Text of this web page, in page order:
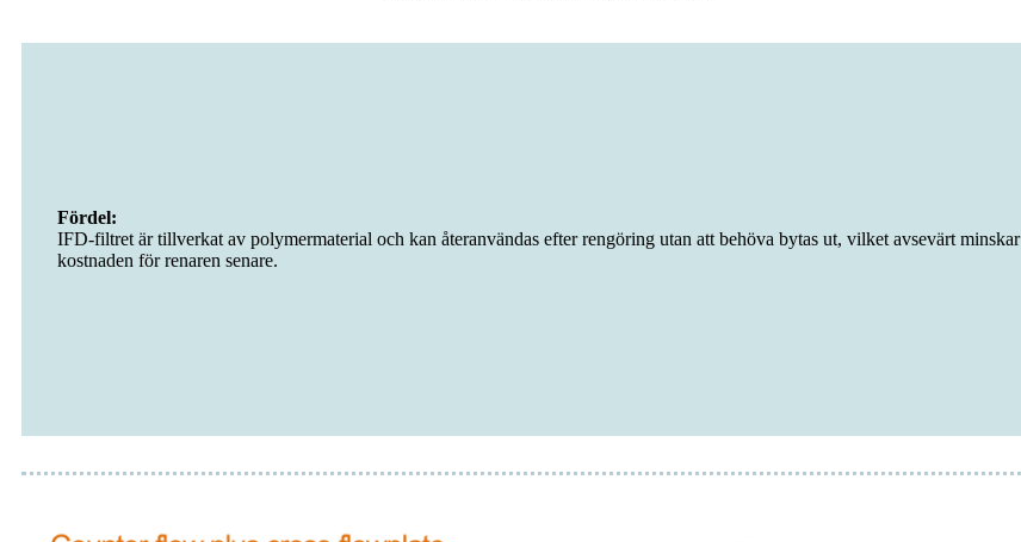
Fördel:
IFD-filtret är tillverkat av polymermaterial och kan återanvändas efter rengöring utan att behöva bytas ut, vilket avsevärt minskar
kostnaden för renaren senare.